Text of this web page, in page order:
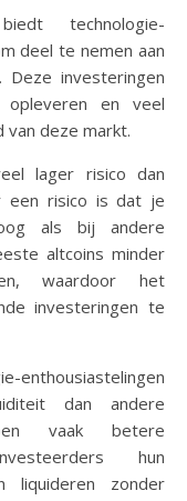
technologie-
deel te nemen aan
investeringen
opleveren en veel
deze markt.
lager risico dan
een risico is dat je
als bij andere
altcoins minder
waardoor het
investeringen te
dan andere
vaak betere
hun
liquideren zonder